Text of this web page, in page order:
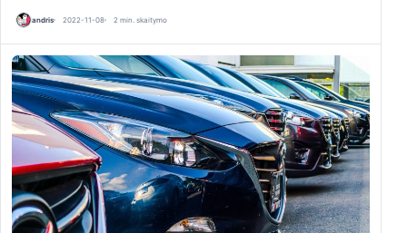
andris 2022-11-08 2 min. skaitymo